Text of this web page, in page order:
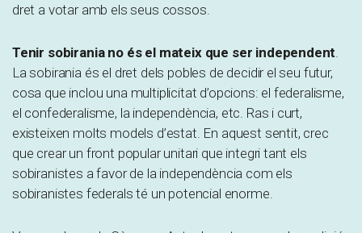
dret a votar amb els seus cossos.
Tenir sobirania no és el mateix que ser independent
La sobirania és el dret dels pobles de decidir el seu futur,
cosa que inclou una multiplicitat d’opcions: el federalisme,
el confederalisme, la independència, etc. Ras i curt,
existeixen molts models d’estat. En aquest sentit, crec
que crear un front popular unitari que integri tant els
sobiranistes a favor de la independència com els
sobiranistes federals té un potencial enorme.